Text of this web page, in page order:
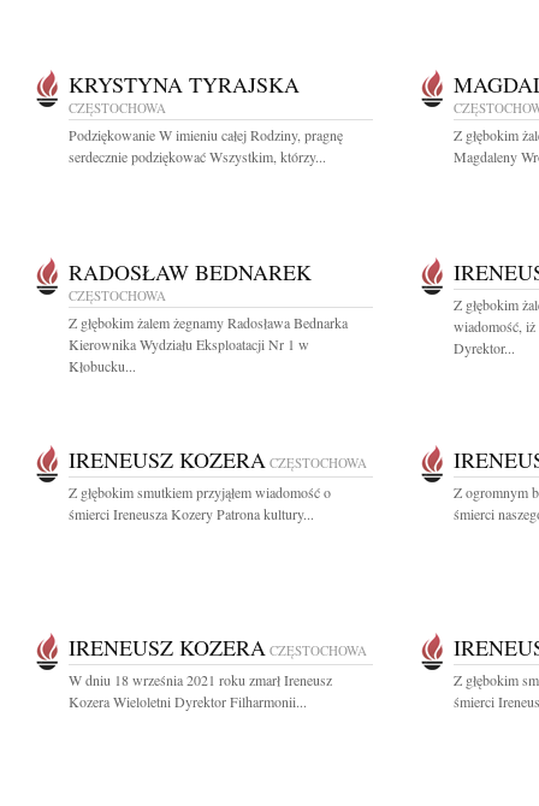
KRYSTYNA TYRAJSKA
CZĘSTOCHOWA
Podziękowanie W imieniu całej Rodziny, pragnę
serdecznie podziękować Wszystkim, którzy...
Z głębokim
Magdaleny
RADOSŁAW BEDNAREK
CZĘSTOCHOWA
Z głębokim żalem żegnamy Radosława Bednarka
Kierownika Wydziału Eksploatacji Nr 1 w
Kłobucku...
Z głębokim
wiadomość, iż
Dyrektor...
IRENEUSZ KOZERA CZĘSTOCHOWA
Z głębokim smutkiem przyjąłem wiadomość o
śmierci Ireneusza Kozery Patrona kultury...
Z ogromnym
śmierci
IRENEUSZ KOZERA CZĘSTOCHOWA
W dniu 18 września 2021 roku zmarł Ireneusz
Kozera Wieloletni Dyrektor Filharmonii...
Z głębokim
śmierci